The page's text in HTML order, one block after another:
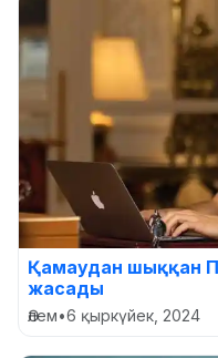
Қамаудан шыққан
жасады
Әлем•6 қыркүйек, 2024